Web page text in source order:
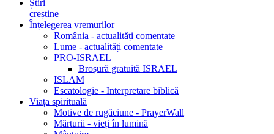
Știri
creștine
Înțelegerea vremurilor
România - actualități comentate
Lume - actualități comentate
PRO-ISRAEL
Broșură gratuită ISRAEL
ISLAM
Escatologie - Interpretare biblică
Viața spirituală
Motive de rugăciune - PrayerWall
Mărturii - vieți în lumină